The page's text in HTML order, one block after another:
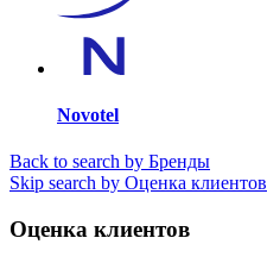
Novotel
Back to search by Бренды
Skip search by Оценка клиентов
Оценка клиентов